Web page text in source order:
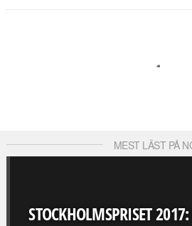
MEST LÄST PÅ
STOCKHOLMSPRISET